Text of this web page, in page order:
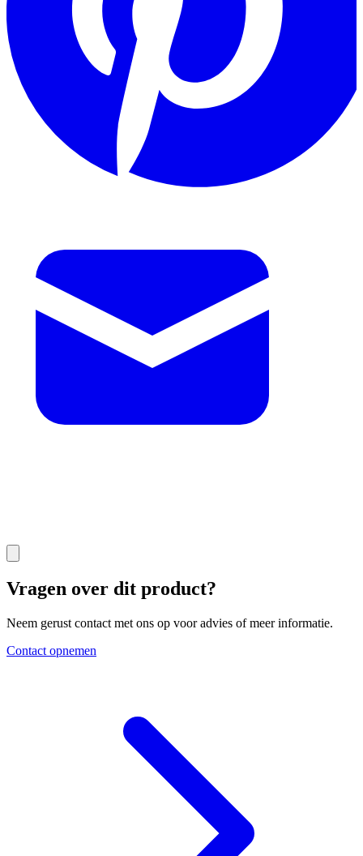
Vragen over dit product?
Neem gerust contact met ons op voor advies of meer informatie.
Contact opnemen